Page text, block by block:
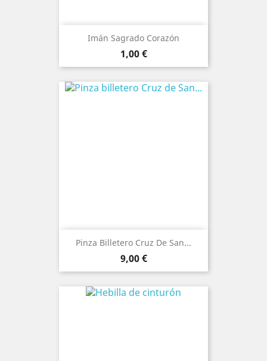
Imán Sagrado Corazón
Prezo
1,00 €
Pinza Billetero Cruz De San...
Prezo
9,00 €